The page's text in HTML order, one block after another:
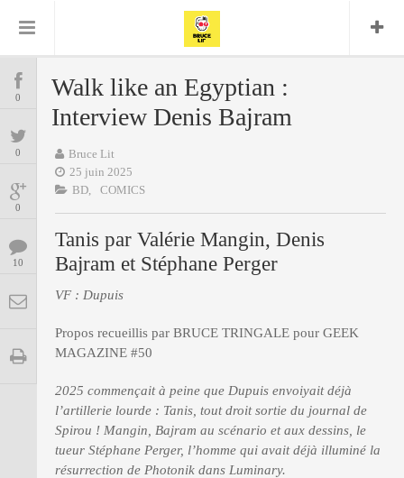
COMICS
MANGAS
BD
ENCYCLOPEGEEK
CINE-SERIES-ANIME
MUSIQUE
LA BRUCE TEAM : SAISON 13
PRESSE
0
0
0
10
Walk like an Egyptian :
Interview Denis Bajram
Bruce Lit
25 juin 2025
BD,
COMICS
Tanis par Valérie Mangin, Denis
Bajram et Stéphane Perger
VF : Dupuis
Propos recueillis par BRUCE TRINGALE pour GEEK
MAGAZINE #50
2025 commençait à peine que Dupuis envoiyait déjà
l’artillerie lourde : Tanis, tout droit sortie du journal de
Spirou ! Mangin, Bajram au scénario et aux dessins, le
tueur Stéphane Perger, l’homme qui avait déjà illuminé la
résurrection de Photonik dans Luminary.
Comics
Daredevil Dark Horse DC
Delcourt
Encyclopegeek Figure
Replay
Glénat Graphic Novel
Independants JB Vu Van
Nguyen
Marvel Mattie boy Musique
Panini Patrick Faivre Presse
Présence Punisher
Tornado Urban xmen